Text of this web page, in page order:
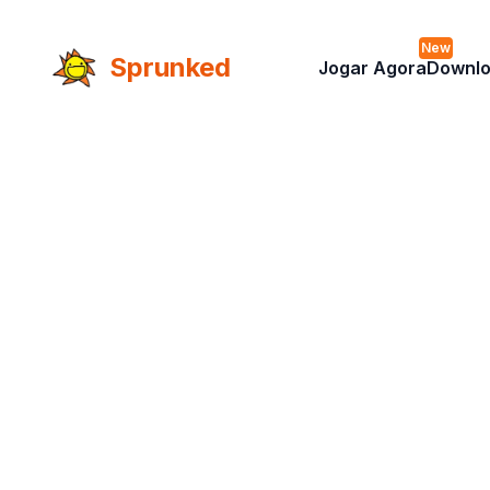
Sprunked
New
Jogar Agora